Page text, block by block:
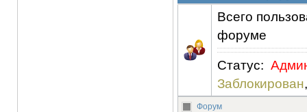
Всего
форуме
Статус:
Заблокирован
Форум